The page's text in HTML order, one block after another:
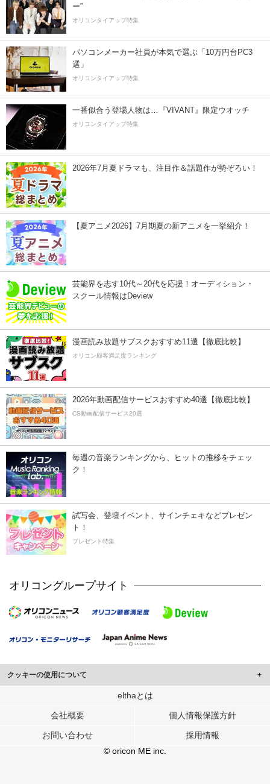
ー”
オリコンタイアップ特集
パソコンメーカー社員が本気で選ぶ「10万円台PC3
選」
オリコンタイアップ特集
一番似合う登場人物は…『VIVANT』限定ウオッチ
オリコンタイアップ特集
2026年7月夏ドラマも、注目作＆話題作が勢ぞろい！
【夏アニメ2026】7月期夏の新アニメを一挙紹介！
芸能界を志す10代～20代を応援！オーディション・
スクール情報はDeview
漫画読み放題サブスクおすすめ11選【徹底比較】
オリコン顧客満足度ランキング
2026年動画配信サービスおすすめ40選【徹底比較】
CS動画配信サービス20選
毎週の音楽ランキングから、ヒットの推移をチェッ
ク！
試写会、登壇イベント、サインチェキなどプレゼン
ト！
プレゼント特集
オリコングループサイト
クッキーの使用について
このサイトでは Cookie を使用して、ユーザーに合わせたコンテンツや広告の
行っています。
メディアや広告配信、データ解析の各パートナーに提供しています。
各パートナーは、この情報とユーザーが各パートナーに提供した他の情報や、
ユーザーが各パートナーのサービスを使用したときに収集した他の情報を組み
elthaとは
会社概要 個人情報保護方針
お問い合わせ
採用情報
© oricon ME inc.